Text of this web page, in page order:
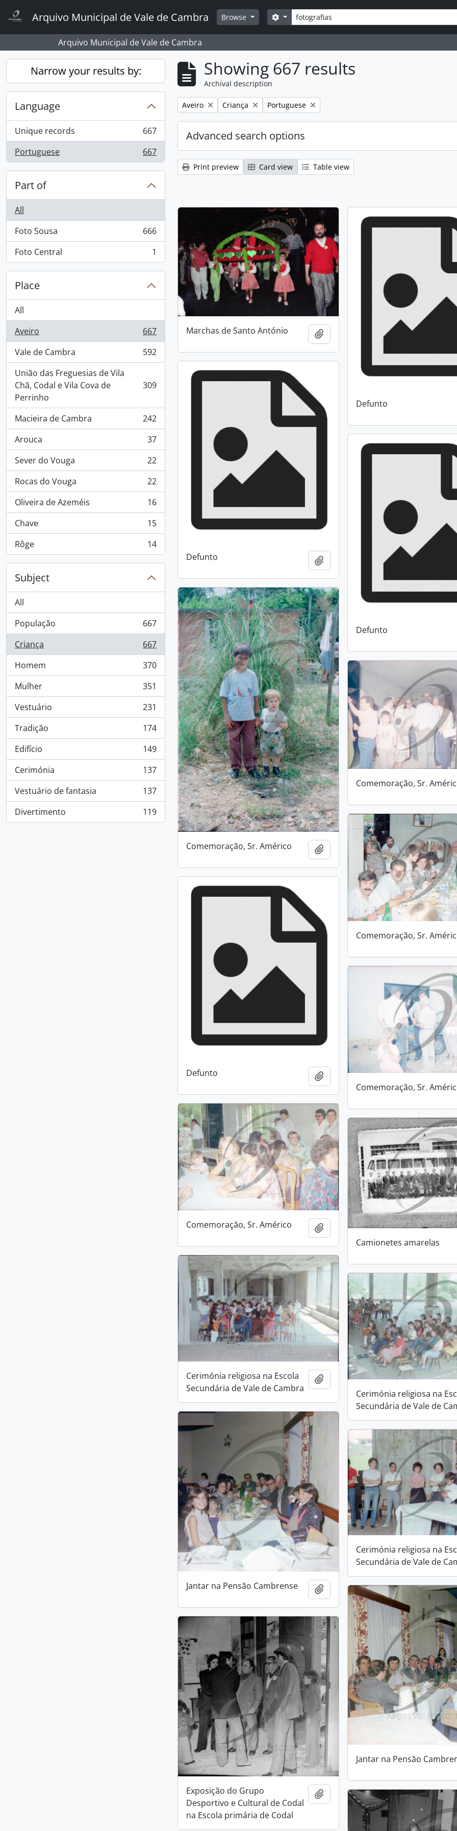
Arquivo Municipal de Vale de Cambra Browse Search
Search options
Arquivo Municipal de Vale de Cambra
Narrow your results by:
Language
Unique records
, 667 results
667
Portuguese
, 667 results 667
Part of
All
Foto Sousa
, 666 results
666
Foto Central
, 1 results 1
Place
All
Aveiro
, 667 results
667
Vale de Cambra
, 592 results
592
União das Freguesias de Vila
Chã, Codal e Vila Cova de
Perrinho
, 309 results 309
Macieira de Cambra
, 242 results
242
Arouca
, 37 results
37
Sever do Vouga
, 22 results
22
Rocas do Vouga
, 22 results
22
Oliveira de Azeméis
, 16 results
16
Chave
, 15 results
15
Rôge
, 14 results 14
Subject
All
População
, 667 results
667
Criança
, 667 results
667
Homem
, 370 results
370
Mulher
, 351 results
351
Vestuário
, 231 results
231
Tradição
, 174 results
174
Edifício
, 149 results
149
Cerimónia
, 137 results
137
Vestuário de fantasia
, 137 results
137
Divertimento
, 119 results 119
Showing 667 results
Archival description
Remove filter:
Aveiro Remove filter:
Criança Remove filter:
Portuguese
Advanced search options
Print preview Card view Table view
Marchas de Santo António Add to clipboard
Defunto
Defunto Add to clipboard
Defunto
Comemoração, Sr. Américo Add to clipboard
Comemoração, Sr.
Comemoração, Sr.
Defunto
Add to clipboard
Comemoração, Sr.
Comemoração, Sr. Américo
Add to clipboard
Camionetes amarelas
Cerimónia religiosa na Escola
Secundária de Vale de Cambra
Add to clipboard
Cerimónia religiosa na
Secundária de Vale de
Jantar na Pensão Cambrense Add to clipboard
Cerimónia religiosa na
Secundária de Vale de
Jantar na Pensão
Exposição do Grupo
Desportivo e Cultural de Codal
na Escola primária de Codal
Add to clipboard